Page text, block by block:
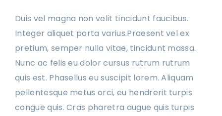
Duis vel magna non velit tincidunt faucibus.
Integer aliquet porta varius.Praesent vel ex
pretium, semper nulla vitae, tincidunt massa.
Nunc ac felis eu dolor cursus rutrum rutrum
quis est. Phasellus eu suscipit lorem. Aliquam
pellentesque metus orci, eu hendrerit turpis
congue quis. Cras pharetra augue quis turpis